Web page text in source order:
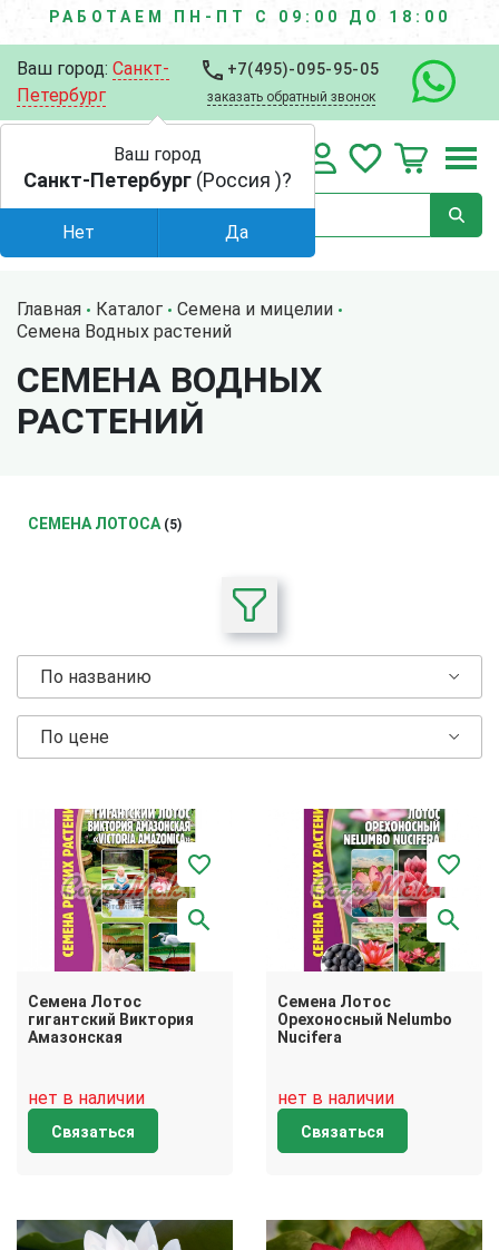
РАБОТАЕМ ПН-ПТ С 09:00 ДО 18:00
Ваш город: Санкт-
Петербург
+7(495)-095-95-05
заказать обратный звонок
Главная Каталог
Семена и мицелии
Семена Водных растений
СЕМЕНА ВОДНЫХ
РАСТЕНИЙ
СЕМЕНА ЛОТОСА (5)
По названию
По цене
Семена Лотос
гигантский Виктория
Амазонская
нет в наличии
Связаться
Семена Лотос
Орехоносный Nelumbo
Nucifera
нет в наличии
Связаться
Ваш город
Санкт-Петербург (Россия )?
Нет Да